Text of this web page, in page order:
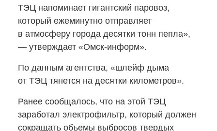
ТЭЦ напоминает гигантский паровоз,
который ежеминутно отправляет
в атмосферу города десятки тонн пепла»,
— утверждает «Омск-информ».
По данным агентства, «шлейф дыма
от ТЭЦ тянется на десятки километров».
Ранее сообщалось, что на этой ТЭЦ
заработал электрофильтр, который должен
сокращать объемы выбросов твердых